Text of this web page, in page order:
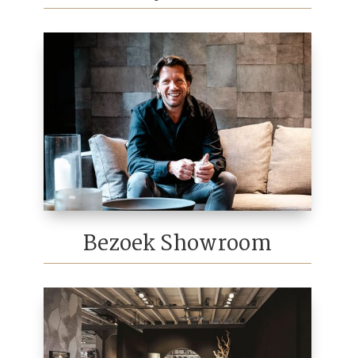
Bezoek Showroom